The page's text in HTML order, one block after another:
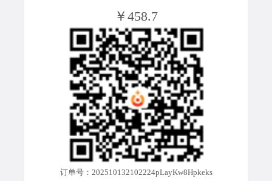
￥458.7
订单号：202510132102224pLayKw8Hpkeks